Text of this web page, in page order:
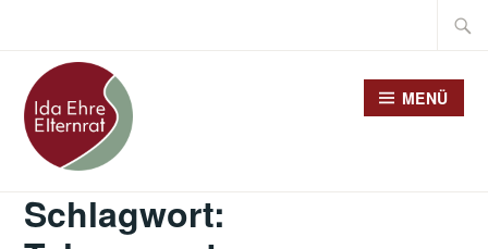
springen
Suche
MENÜ
Schlagwort: